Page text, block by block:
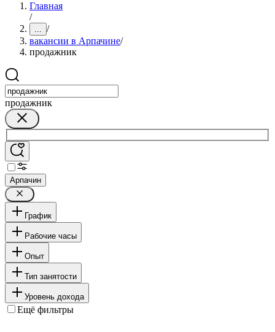
Главная
/
... /
вакансии в Арпачине/
продажник
продажник
Арпачин
График
Рабочие часы
Опыт
Тип занятости
Уровень дохода
Ещё фильтры